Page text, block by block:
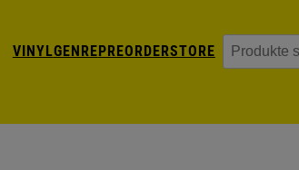
VINYLGENREPREORDERSTORE Suchen